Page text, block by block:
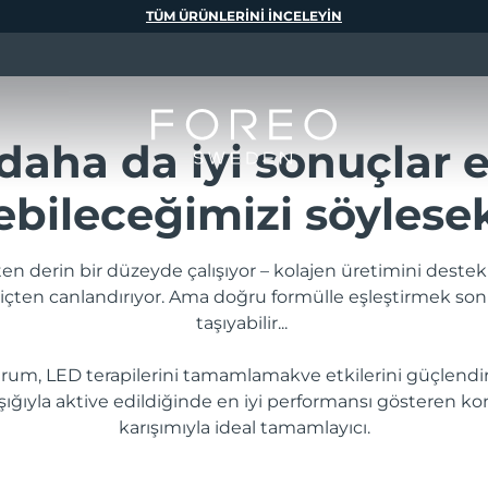
da iyi sonuçlar
derin bir düzeyde çalışıyor – kolajen üretimini
canlandırıyor. Ama doğru formülle eşleştirmek
taşıyabilir...
LED terapilerini tamamlamakve etkilerini
aktive edildiğinde en iyi performansı gösteren
karışımıyla ideal tamamlayıcı.
TÜM ÜRÜNLERINI INCELEYIN